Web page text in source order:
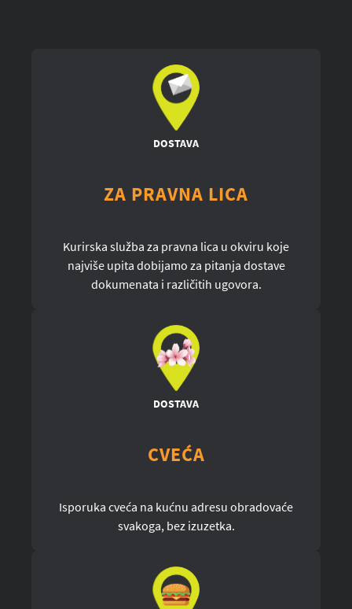
DOSTAVA
ZA PRAVNA LICA
Kurirska služba za pravna lica u okviru koje
najviše upita dobijamo za pitanja dostave
dokumenata i različitih ugovora.
DOSTAVA
CVEĆA
Isporuka cveća na kućnu adresu obradovaće
svakoga, bez izuzetka.